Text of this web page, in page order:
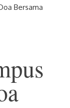
Bersama